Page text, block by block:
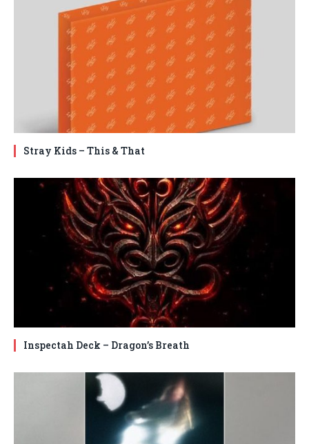
Stray Kids – This & That
Inspectah Deck – Dragon’s Breath